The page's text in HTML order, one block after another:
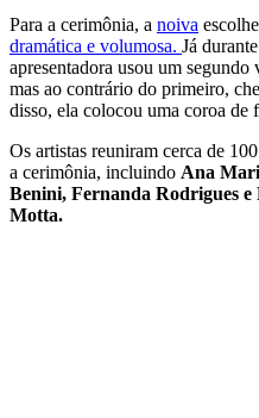
Para a cerimônia, a noiva
dramática e volumosa. Já
apresentadora usou um
mas ao contrário do primeiro,
disso, ela colocou uma coroa de
Os artistas reuniram cerca de
a cerimônia, incluindo Ana
Benini, Fernanda Rodrigues
Motta.